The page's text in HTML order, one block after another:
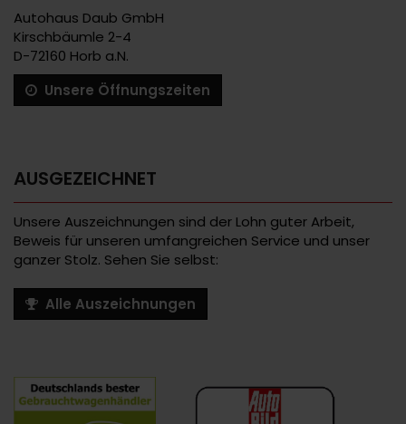
Autohaus Daub GmbH
Kirschbäumle 2-4
D-72160 Horb a.N.
Unsere Öffnungszeiten
AUSGEZEICHNET
Unsere Auszeichnungen sind der Lohn guter Arbeit,
Beweis für unseren umfangreichen Service und unser
ganzer Stolz. Sehen Sie selbst:
Alle Auszeichnungen